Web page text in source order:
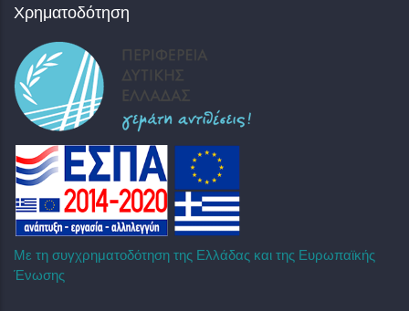
Χρηματοδότηση
Με τη συγχρηματοδότηση της Ελλάδας και της Ευρωπαϊκής
Ένωσης